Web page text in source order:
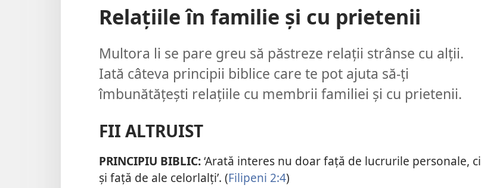
Relațiile în familie și cu prietenii
Multora li se pare greu să păstreze relații strânse cu alții.
Iată câteva principii biblice care te pot ajuta să-ți
îmbunătățești relațiile cu membrii familiei și cu prietenii.
FII ALTRUIST
PRINCIPIU BIBLIC:‘Arată interes nu doar față de lucrurile personale, ci
și față de ale celorlalți’. (Filipeni 2:4)